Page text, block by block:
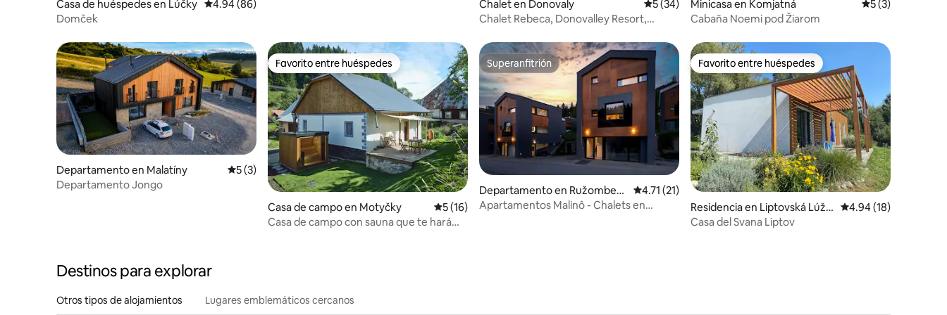
Casa de huéspedes en Lúčky Calificación promedio: 4.94 de 5; 86 evaluaciones
4.94 (86)
Domček
Chalet en Donovaly Calificación promedio: 5 de 5; 34 evaluaciones
5 (34)
Chalet Rebeca, Donovalley Resort,
Minicasa en Komjatná Calificación
5 (3)
Cabaña Noemi pod Žiarom
Departamento en Malatíny Calificación promedio: 5 de 5; 3 evaluaciones
5 (3)
Departamento Jongo
Favorito entre huéspedes
Favorito entre huéspedes
Casa de campo en Motyčky Calificación promedio: 5 de 5; 16 evaluaciones
5 (16)
Casa de campo con sauna que te hará
Superanfitrión
Superanfitrión
Departamento en Ružombero
k
Calificación promedio: 4.71 de 5; 21 evaluaciones
4.71 (21)
Apartamentos Malinô - Chalets en
Favorito entre huéspedes
Favorito entre huéspedes
Residencia en Liptovská Lúžn
a
Calificación
4.94 (18)
Casa del Svana Liptov
Destinos para explorar
Otros tipos de alojamientos Lugares emblemáticos cercanos